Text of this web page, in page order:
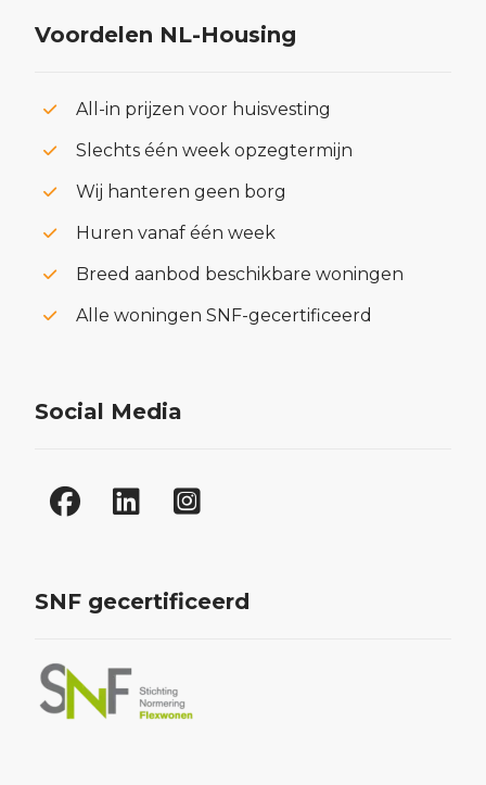
Voordelen NL-Housing
All-in prijzen voor huisvesting
Slechts één week opzegtermijn
Wij hanteren geen borg
Huren vanaf één week
Breed aanbod beschikbare woningen
Alle woningen SNF-gecertificeerd
Social Media
SNF gecertificeerd